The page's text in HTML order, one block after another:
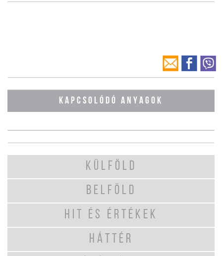
KAPCSOLÓDÓ ANYAGOK
KÜLFÖLD
BELFÖLD
HIT ÉS ÉRTÉKEK
HÁTTÉR